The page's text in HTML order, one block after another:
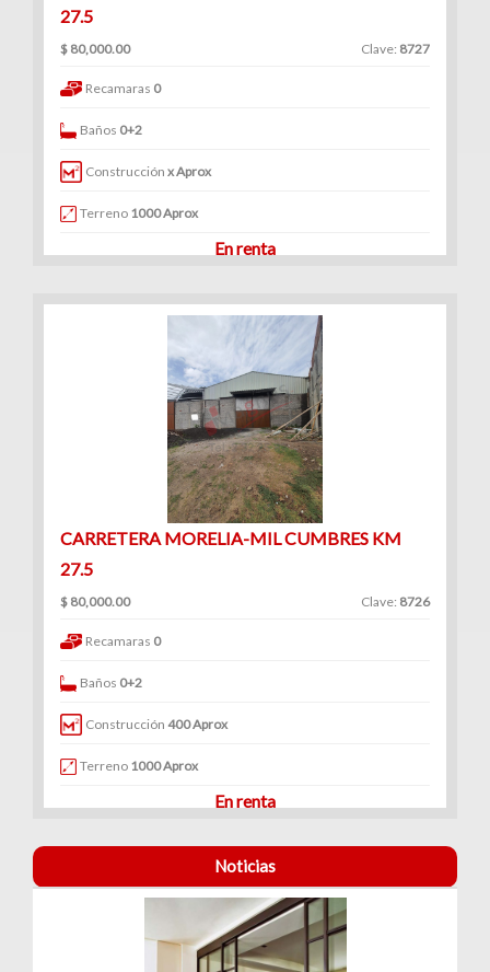
27.5
$ 80,000.00 Clave: 8727
Recamaras 0
Baños 0+2
Construcción x Aprox
Terreno 1000 Aprox
En renta
CARRETERA MORELIA-MIL CUMBRES KM
27.5
$ 80,000.00 Clave: 8726
Recamaras 0
Baños 0+2
Construcción 400 Aprox
Terreno 1000 Aprox
En renta
Noticias